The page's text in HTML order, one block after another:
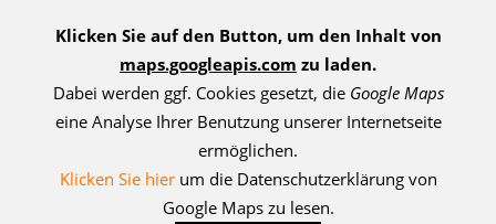
Klicken Sie auf den Button, um den Inhalt von
maps.googleapis.com zu laden.
Dabei werden ggf. Cookies gesetzt, die Google Maps
eine Analyse Ihrer Benutzung unserer Internetseite
ermöglichen.
Klicken Sie hierum die Datenschutzerklärung von
Google Maps zu lesen.